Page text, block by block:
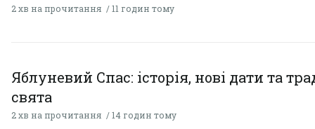
2 хв на прочитання 11 годин тому
Яблуневий Спас: історія, нові дати та
свята
2 хв на прочитання 14 годин тому